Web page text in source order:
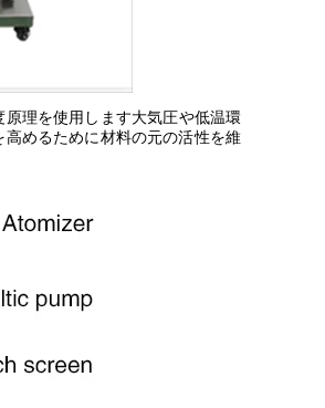
理を使用します大気圧や低温環
めるために材料の元の活性を維